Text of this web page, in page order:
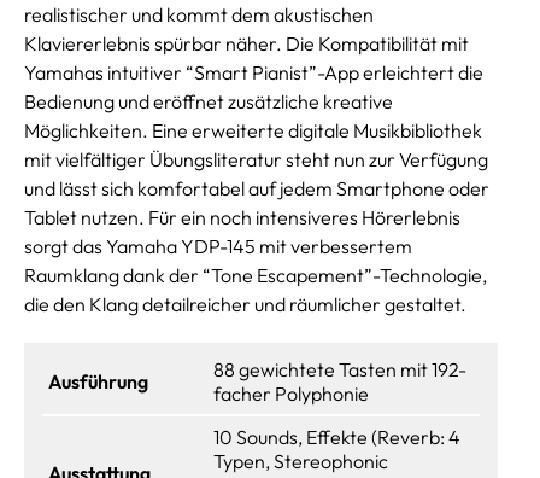
realistischer und kommt dem akustischen
Klaviererlebnis spürbar näher. Die Kompatibilität mit
Yamahas intuitiver “Smart Pianist”-App erleichtert die
Bedienung und eröffnet zusätzliche kreative
Möglichkeiten. Eine erweiterte digitale Musikbibliothek
mit vielfältiger Übungsliteratur steht nun zur Verfügung
und lässt sich komfortabel auf jedem Smartphone oder
Tablet nutzen. Für ein noch intensiveres Hörerlebnis
sorgt das Yamaha YDP-145 mit verbessertem
Raumklang dank der “Tone Escapement”-Technologie,
die den Klang detailreicher und räumlicher gestaltet.
Ausführung
88 gewichtete Tasten mit 192-
facher Polyphonie
Ausstattung
10 Sounds, Effekte (Reverb: 4
Typen, Stereophonic